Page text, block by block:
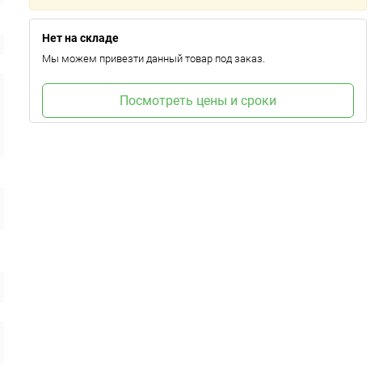
Нет на складе
Мы можем привезти данный товар под заказ.
Посмотреть цены и сроки